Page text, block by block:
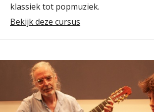
klassiek tot popmuziek.
Bekijk deze cursus